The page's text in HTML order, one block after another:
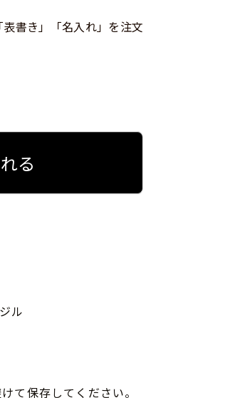
書き」「名入れ」を注文
る
ル
て保存してください。